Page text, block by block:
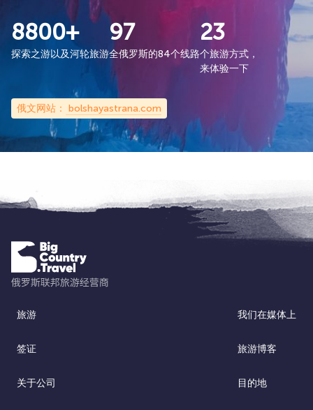
8800+
探索之游以及河轮旅游
97
全俄罗斯的84个线路
23
个旅游方式，
来体验一下
俄文网站： bolshayastrana.com
旅游 我们在媒体上
签证 旅游博客
关于公司 目的地